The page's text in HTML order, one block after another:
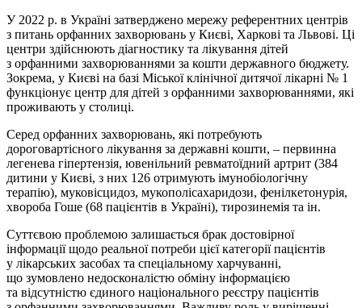
У 2022 р. в Україні затвер­джено мережу референтних центрів
з питань орфанних захворювань у Києві, Харкові та Львові. Ці
центри здійснюють діагностику та лікування дітей
з орфанними захворюваннями за кошти державного бю­джету.
Зокрема, у Києві на базі Міської клінічної дитячої лікарні № 1
функціонує центр для дітей з орфанними захворюваннями, які
проживають у столиці.
Серед орфанних захворювань, які потребують
дороговартісного лікування за державні кошти, – первинна
легенева гіпертензія, ювенільний ревматоїдний артрит (384
дитини у Києві, з них 126 отримують імунобіологічну
терапію), муковісцидоз, мукополісахаридози, фенілкетонурія,
хвороба Гоше (68 пацієнтів в Україні), тирозинемія та ін.
Суттєвою проблемою залишається брак достовірної
інформації щодо реальної потреби цієї категорії пацієнтів
у лікарських засобах та спеціальному харчуванні,
що зумовлено недосконалістю обміну інформацією
та відсутністю єдиного національного реєстру пацієнтів